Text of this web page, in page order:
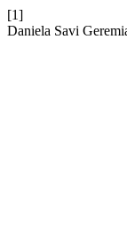
[1]
Daniela Savi